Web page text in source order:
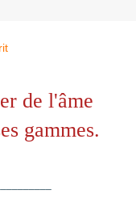
de l'âme
gammes.